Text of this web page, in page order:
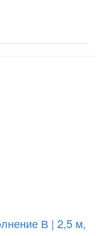
В | 2,5 м,